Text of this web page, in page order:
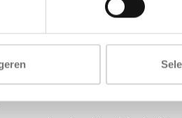
stevig op zijn plek staan, zodat jij
verstelbaar, waardoor gebruikers van
veilige beweging. De ergonomische
geïsoleerd en effectief traint. Dit
op